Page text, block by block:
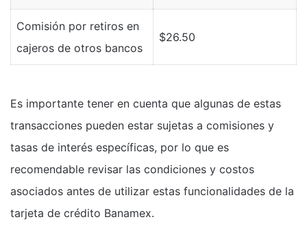
Comisión por retiros en
cajeros de otros bancos
$26.50
Es importante tener en cuenta que algunas de estas
transacciones pueden estar sujetas a comisiones y
tasas de interés específicas, por lo que es
recomendable revisar las condiciones y costos
asociados antes de utilizar estas funcionalidades de la
tarjeta de crédito Banamex.